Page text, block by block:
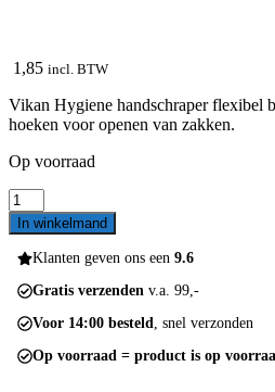
1,85 incl. BTW
Vikan Hygiene handschraper flexibel
hoeken voor openen van zakken.
Op voorraad
Vikan
Hygiene
handschraper
flexibel
aantal
In winkelmand
Klanten geven ons een 9.6
Gratis verzenden v.a. 99,-
Voor 14:00 besteld, snel verzonden
Op voorraad = product is op